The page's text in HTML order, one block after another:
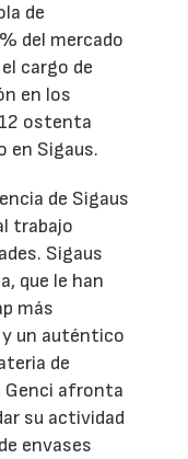
de
del mercado
cargo de
en los
ostenta
en Sigaus.
de Sigaus
trabajo
Sigaus
que le han
más
y un auténtico
de
Genci afronta
su actividad
envases